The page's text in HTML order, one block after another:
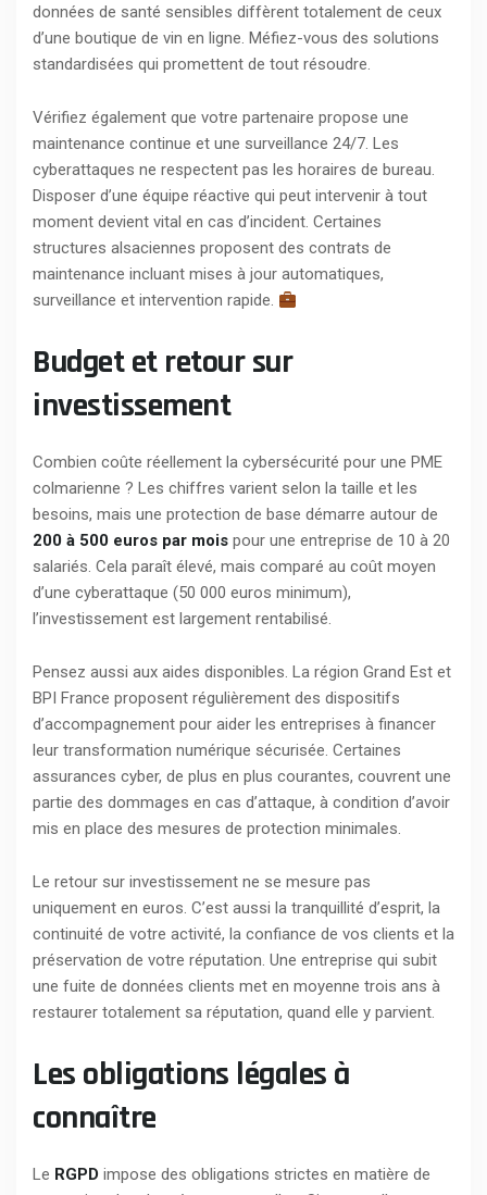
données de santé sensibles diffèrent totalement de ceux
d’une boutique de vin en ligne. Méfiez-vous des solutions
standardisées qui promettent de tout résoudre.
Vérifiez également que votre partenaire propose une
maintenance continue et une surveillance 24/7. Les
cyberattaques ne respectent pas les horaires de bureau.
Disposer d’une équipe réactive qui peut intervenir à tout
moment devient vital en cas d’incident. Certaines
structures alsaciennes proposent des contrats de
maintenance incluant mises à jour automatiques,
surveillance et intervention rapide.
Budget et retour sur
investissement
Combien coûte réellement la cybersécurité pour une PME
colmarienne ? Les chiffres varient selon la taille et les
besoins, mais une protection de base démarre autour de
200 à 500 euros par mois pour une entreprise de 10 à 20
salariés. Cela paraît élevé, mais comparé au coût moyen
d’une cyberattaque (50 000 euros minimum),
l’investissement est largement rentabilisé.
Pensez aussi aux aides disponibles. La région Grand Est et
BPI France proposent régulièrement des dispositifs
d’accompagnement pour aider les entreprises à financer
leur transformation numérique sécurisée. Certaines
assurances cyber, de plus en plus courantes, couvrent une
partie des dommages en cas d’attaque, à condition d’avoir
mis en place des mesures de protection minimales.
Le retour sur investissement ne se mesure pas
uniquement en euros. C’est aussi la tranquillité d’esprit, la
continuité de votre activité, la confiance de vos clients et la
préservation de votre réputation. Une entreprise qui subit
une fuite de données clients met en moyenne trois ans à
restaurer totalement sa réputation, quand elle y parvient.
Les obligations légales à
connaître
Le RGPD impose des obligations strictes en matière de